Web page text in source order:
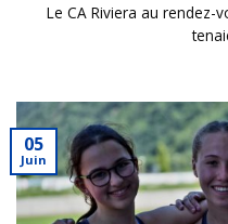
Le CA Riviera au rendez-
05
Juin